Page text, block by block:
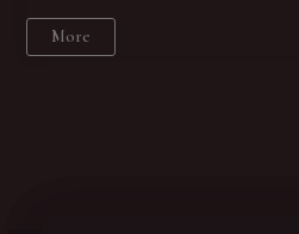
More